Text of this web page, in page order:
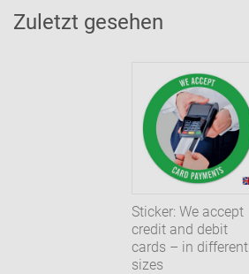
Zuletzt gesehen
Sticker: We accept
credit and debit
cards – in different
sizes